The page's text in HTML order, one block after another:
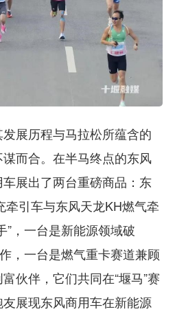
展历程与马拉松所蕴含的
而合。在半马终点的东风
展出了两台重磅商品：东
牵引车与东风天龙KH燃气牵
”，一台是新能源领域破
，一台是燃气重卡赛道兼顾
伙伴，它们共同在“堰马”赛
展现东风商用车在新能源